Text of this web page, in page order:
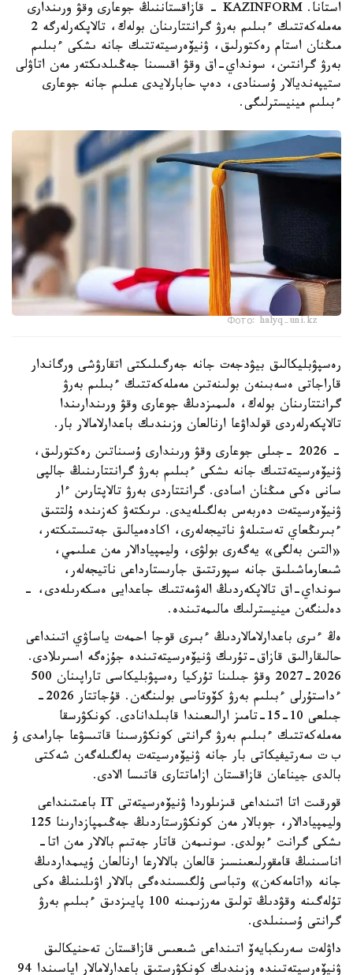
استانا. KAZINFORM - قازاقستاننىڭ جوعارى وقۋ ورىندارى
مەملەكەتتىك ءبىلىم بەرۋ گرانتتارىنان بولەك، تالاپكەرلەرگە 2
مىڭنان استام رەكتورلىق، ۋنيۆەرسيتەتتىك جانە ىشكى ءبىلىم
بەرۋ گرانتىن، سونداي-اق وقۋ اقىسىنا جەڭىلدىكتەر مەن اتاۋلى
ستيپەنديالار ۇسىنادى، دەپ حابارلايدى عىلىم جانە جوعارى
ءبىلىم مينيسترلىگى.
Фото: halyq-uni.kz
رەسپۋبليكالىق بيۋدجەت جانە جەرگىلىكتى اتقارۋشى ورگاندار
قاراجاتى ەسەبىنەن بولىنەتىن مەملەكەتتىك ءبىلىم بەرۋ
گرانتتارىنان بولەك، ەلىمىزدىڭ جوعارى وقۋ ورىندارىندا
تالاپكەرلەردى قولداۋعا ارنالعان وزىندىك باعدارلامالار بار.
- 2026 -جىلى جوعارى وقۋ ورىندارى ۇسىناتىن رەكتورلىق،
ۋنيۆەرسيتەتتىك جانە ىشكى ءبىلىم بەرۋ گرانتتارىنىڭ جالپى
سانى ەكى مىڭنان اسادى. گرانتتاردى بەرۋ تالاپتارىن ءار
ۋنيۆەرسيتەت دەربەس بەلگىلەيدى. ىرىكتەۋ كەزىندە ۇلتتىق
ءبىرىڭعاي تەستىلەۋ ناتيجەلەرى، اكادەميالىق جەتىستىكتەر،
«التىن بەلگى» يەگەرى بولۋى، وليمپيادالار مەن عىلىمي،
شىعارماشىلىق جانە سپورتتىق جارىستارداعى ناتيجەلەر،
سونداي-اق تالاپكەردىڭ الەۋمەتتىك جاعدايى ەسكەرىلەدى، -
دەلىنگەن مينيسترلىك مالىمەتىندە.
ەڭ ءىرى باعدارلامالاردىڭ ءبىرى قوجا احمەت ياساۋي اتىنداعى
حالىقارالىق قازاق-تۇرىك ۋنيۆەرسيتەتىندە جۇزەگە اسىرىلادى.
2026-2027 وقۋ جىلىنا تۇركيا رەسپۋبليكاسى تاراپىنان 500
ءداستۇرلى ءبىلىم بەرۋ كۆوتاسى بولىنگەن. قۇجاتتار 2026-
جىلعى 10-15-تامىز ارالىعىندا قابىلدانادى. كونكۋرسقا
مەملەكەتتىك ءبىلىم بەرۋ گرانتى كونكۋرسىنا قاتىسۋعا جارامدى ۇ
ب ت سەرتيفيكاتى بار جانە ۋنيۆەرسيتەت بەلگىلەگەن شەكتى
بالدى جيناعان قازاقستان ازاماتتارى قاتىسا الادى.
قورقىت اتا اتىنداعى قىزىلوردا ۋنيۆەرسيتەتى IT باعىتىنداعى
وليمپيادالار، جوبالار مەن كونكۋرستاردىڭ جەڭىمپازدارىنا 125
ىشكى گرانت ءبولدى. سونىمەن قاتار جەتىم بالالار مەن اتا-
اناسىنىڭ قامقورلىعىنسىز قالعان بالالارعا ارنالعان ۇيىمداردىڭ
جانە «اتامەكەن» وتباسى ۇلگىسىندەگى بالالار اۋىلىنىڭ ەكى
تۇلەگىنە وقۋدىڭ تولىق مەرزىمىنە 100 پايىزدىق ءبىلىم بەرۋ
گرانتى ۇسىنىلدى.
داۋلەت سەرىكبايەۆ اتىنداعى شىعىس قازاقستان تەحنيكالىق
ۋنيۆەرسيتەتىندە وزىندىك كونكۋرستىق باعدارلامالار اياسىندا 94